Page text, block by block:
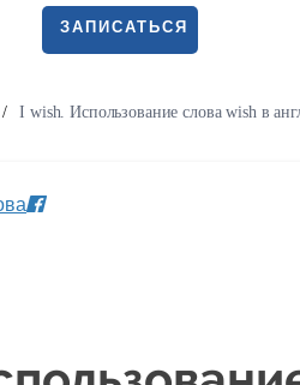
ЗАПИСАТЬСЯ
/ I wish. Использование слова wish в